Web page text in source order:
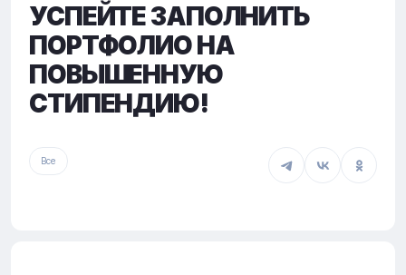
УСПЕЙТЕ ЗАПОЛНИТЬ
ПОРТФОЛИО НА
ПОВЫШЕННУЮ
СТИПЕНДИЮ!
Все